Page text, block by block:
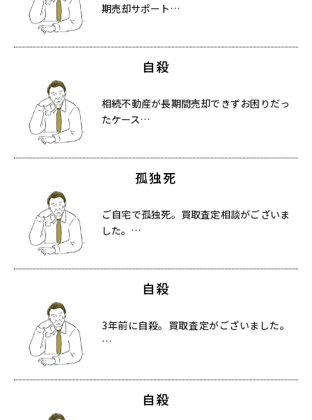
期売却サポート…
自殺
相続不動産が長期間売却できずお困りだっ
たケース…
孤独死
ご自宅で孤独死。買取査定相談がございま
した。…
自殺
3年前に自殺。買取査定がございました。
…
自殺